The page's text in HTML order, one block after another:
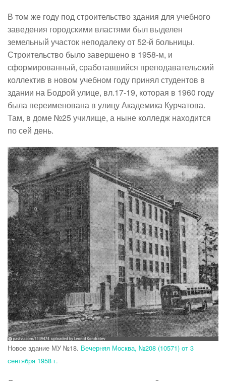
В том же году под строительство здания для учебного
заведения городскими властями был выделен
земельный участок неподалеку от 52-й больницы.
Строительство было завершено в 1958-м, и
сформированный, сработавшийся преподавательский
коллектив в новом учебном году принял студентов в
здании на Бодрой улице, вл.17-19, которая в 1960 году
была переименована в улицу Академика Курчатова.
Там, в доме №25 училище, а ныне колледж находится
по сей день.
Новое здание МУ №18. Вечерняя Москва, №208 (10571) от 3
сентября 1958 г.